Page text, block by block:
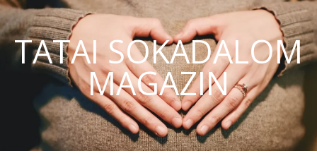
TATAI SOKADALOM
MAGAZIN